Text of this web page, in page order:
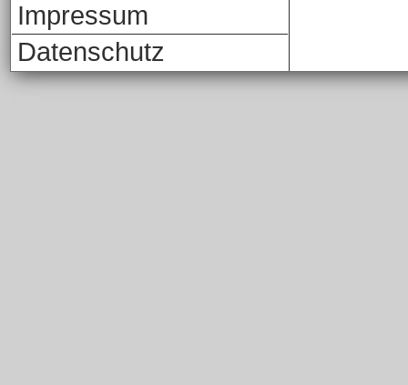
Impressum
Datenschutz